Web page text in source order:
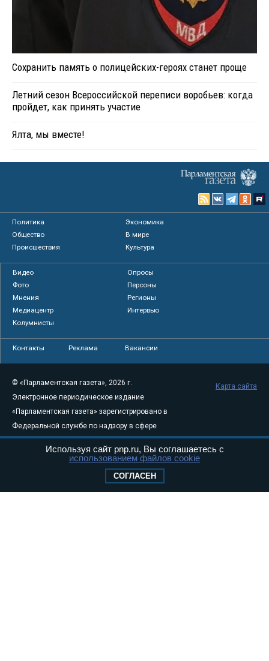
Сохранить память о полицейских-героях станет проще
Летний сезон Всероссийской переписи воробьев: когда
пройдет, как принять участие
Ялта, мы вместе!
Политика
Экономика
Общество
В мире
Происшествия
Культура
Видео
Опросы
Фото
Персоны
Мнения
Регионы
Медиацентр
Интервью
Колумнисты
Контакты Реклама Вакансии
© «Парламентская газета», 2026 г.
Электронное периодическое издание
«Парламентская газета» зарегистрировано в
Федеральной службе по надзору в сфере
связи, информационных технологий и
массовых коммуникаций (Роскомнадзор) 05
Свидетельство о регистрации Эл № ФС77-
Карта сайта
Используя сайт pnp.ru, Вы соглашаетесь с
использованием файлов cookie
СОГЛАСЕН